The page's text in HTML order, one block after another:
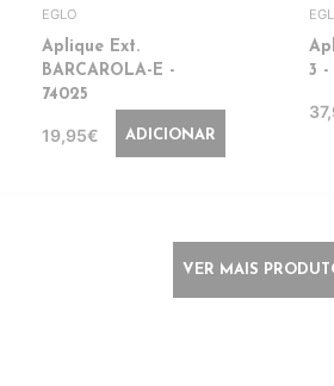
EGLO
Aplique Ext.
BARCAROLA-E -
74025
19,95€ ADICIONAR
3 -
VER MAIS